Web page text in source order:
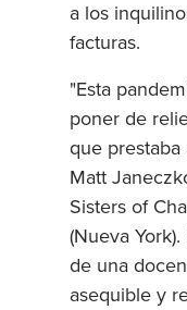
a los
facturas.
"Esta
poner de
que prestaba
Matt
Sisters of
(Nueva
de una
asequible y